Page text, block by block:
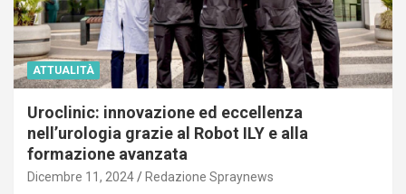
ATTUALITÀ
Uroclinic: innovazione ed eccellenza
nell’urologia grazie al Robot ILY e alla
formazione avanzata
Dicembre 11, 2024 Redazione Spraynews